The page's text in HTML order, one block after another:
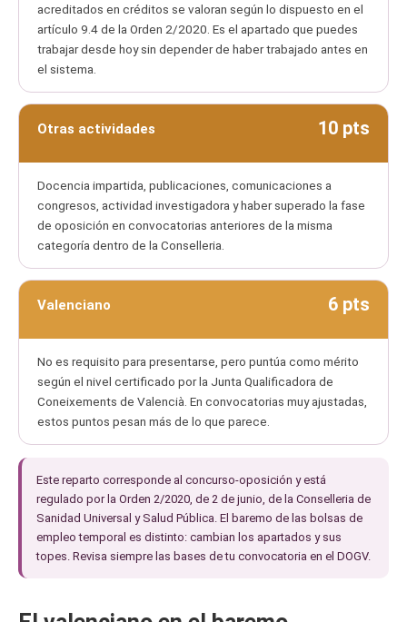
acreditados en créditos se valoran según lo dispuesto en el
artículo 9.4 de la Orden 2/2020. Es el apartado que puedes
trabajar desde hoy sin depender de haber trabajado antes en
el sistema.
Otras actividades 10 pts
Docencia impartida, publicaciones, comunicaciones a
congresos, actividad investigadora y haber superado la fase
de oposición en convocatorias anteriores de la misma
categoría dentro de la Conselleria.
Valenciano 6 pts
No es requisito para presentarse, pero puntúa como mérito
según el nivel certificado por la Junta Qualificadora de
Coneixements de Valencià. En convocatorias muy ajustadas,
estos puntos pesan más de lo que parece.
Este reparto corresponde al concurso-oposición y está
regulado por la Orden 2/2020, de 2 de junio, de la Conselleria de
Sanidad Universal y Salud Pública. El baremo de las bolsas de
empleo temporal es distinto: cambian los apartados y sus
topes. Revisa siempre las bases de tu convocatoria en el DOGV.